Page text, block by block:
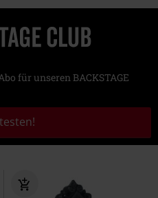
für unseren BACKSTAGE